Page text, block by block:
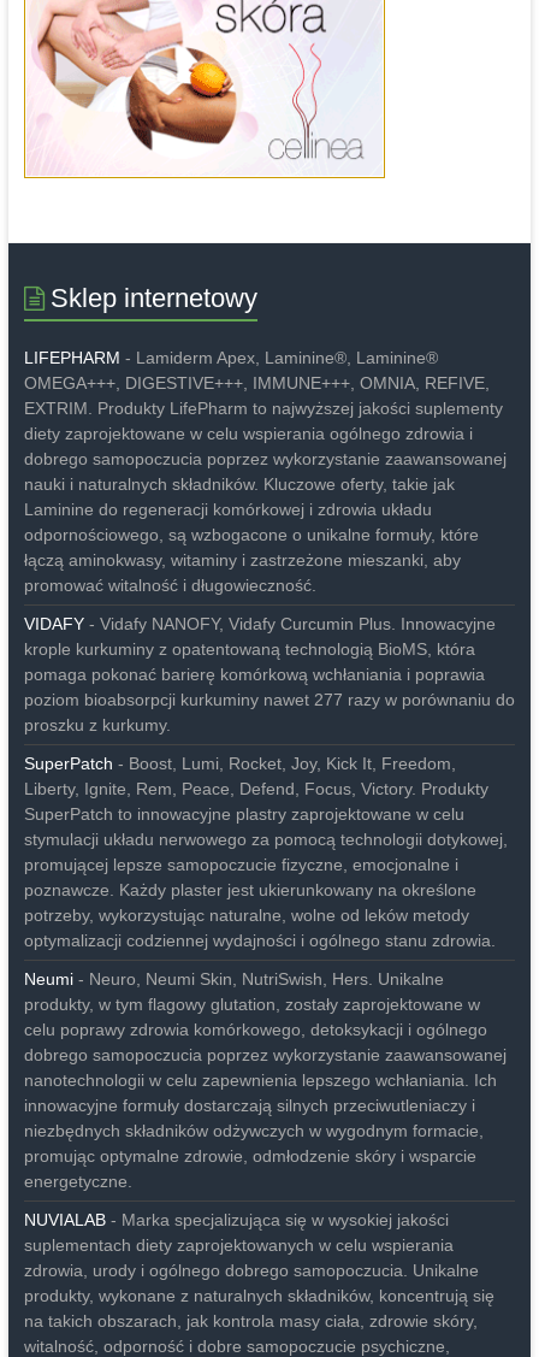
Sklep internetowy
LIFEPHARM - Lamiderm Apex, Laminine®, Laminine®
OMEGA+++, DIGESTIVE+++, IMMUNE+++, OMNIA, REFIVE,
EXTRIM. Produkty LifePharm to najwyższej jakości suplementy
diety zaprojektowane w celu wspierania ogólnego zdrowia i
dobrego samopoczucia poprzez wykorzystanie zaawansowanej
nauki i naturalnych składników. Kluczowe oferty, takie jak
Laminine do regeneracji komórkowej i zdrowia układu
odpornościowego, są wzbogacone o unikalne formuły, które
łączą aminokwasy, witaminy i zastrzeżone mieszanki, aby
promować witalność i długowieczność.
VIDAFY- Vidafy NANOFY, Vidafy Curcumin Plus. Innowacyjne
krople kurkuminy z opatentowaną technologią BioMS, która
pomaga pokonać barierę komórkową wchłaniania i poprawia
poziom bioabsorpcji kurkuminy nawet 277 razy w porównaniu do
proszku z kurkumy.
SuperPatch - Boost, Lumi, Rocket, Joy, Kick It, Freedom,
Liberty, Ignite, Rem, Peace, Defend, Focus, Victory. Produkty
SuperPatch to innowacyjne plastry zaprojektowane w celu
stymulacji układu nerwowego za pomocą technologii dotykowej,
promującej lepsze samopoczucie fizyczne, emocjonalne i
poznawcze. Każdy plaster jest ukierunkowany na określone
potrzeby, wykorzystując naturalne, wolne od leków metody
optymalizacji codziennej wydajności i ogólnego stanu zdrowia.
Neumi- Neuro, Neumi Skin, NutriSwish, Hers. Unikalne
produkty, w tym flagowy glutation, zostały zaprojektowane w
celu poprawy zdrowia komórkowego, detoksykacji i ogólnego
dobrego samopoczucia poprzez wykorzystanie zaawansowanej
nanotechnologii w celu zapewnienia lepszego wchłaniania. Ich
innowacyjne formuły dostarczają silnych przeciwutleniaczy i
niezbędnych składników odżywczych w wygodnym formacie,
promując optymalne zdrowie, odmłodzenie skóry i wsparcie
energetyczne.
NUVIALAB- Marka specjalizująca się w wysokiej jakości
suplementach diety zaprojektowanych w celu wspierania
zdrowia, urody i ogólnego dobrego samopoczucia. Unikalne
produkty, wykonane z naturalnych składników, koncentrują się
na takich obszarach, jak kontrola masy ciała, zdrowie skóry,
witalność, odporność i dobre samopoczucie psychiczne,